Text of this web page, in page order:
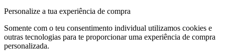
Personalize a tua experiência de compra
Somente com o teu consentimento individual utilizamos cookies e
outras tecnologias para te proporcionar uma experiência de compra
personalizada.